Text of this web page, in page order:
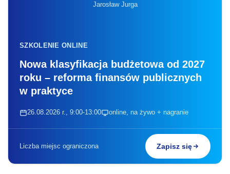
Jarosław Jurga
SZKOLENIE ONLINE
Nowa klasyfikacja budżetowa od 2027
roku – reforma finansów publicznych
w praktyce
26.08.2026 r., 9:00-13:00 online, na żywo + nagranie
Liczba miejsc ograniczona Zapisz się